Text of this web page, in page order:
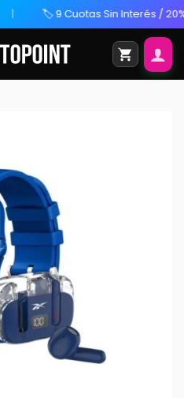
🏷️ 9 Cuotas Sin Interés / 20% OFF